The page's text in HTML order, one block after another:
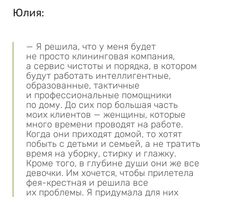
Юлия:
— Я решила, что у меня будет
не просто клининговая компания,
а сервис чистоты и порядка, в котором
будут работать интеллигентные,
образованные, тактичные
и профессиональные помощники
по дому. До сих пор большая часть
моих клиентов — женщины, которые
много времени проводят на работе.
Когда они приходят домой, то хотят
побыть с детьми и семьей, а не тратить
время на уборку, стирку и глажку.
Кроме того, в глубине души они же все
девочки. Им хочется, чтобы прилетела
фея-крестная и решила все
их проблемы. Я придумала для них